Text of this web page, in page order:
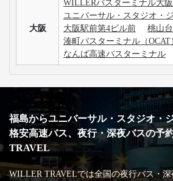
大阪
WILLERバスターミナル大阪
ユニバーサル・スタジオ・
大阪駅前第4ビル前
桃山
湊町バスターミナル（OCAT
なんば高速バスターミナル
福島からユニバーサル・スタジオ・
格安高速バス、夜行・深夜バスの予
TRAVEL
WILLER TRAVELでは全国の夜行バス・